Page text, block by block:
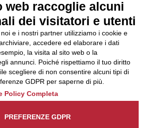
di
utilizzando
modalità
al seguente
web
reclami/ .
web raccoglie alcuni
dei visitatori e utenti
e i nostri partner utilizziamo i cookie e
accedere ed elaborare i dati
la visita al sito web o la
annunci. Poiché rispettiamo il tuo diritto
scegliere di non consentire alcuni tipi di
GDPR per saperne di più.
Policy Completa
PREFERENZE GDPR